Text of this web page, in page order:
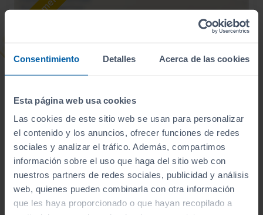
Consentimiento Detalles Acerca de las cookies
Esta página web usa cookies
Las cookies de este sitio web se usan para personalizar
el contenido y los anuncios, ofrecer funciones de redes
sociales y analizar el tráfico. Además, compartimos
información sobre el uso que haga del sitio web con
nuestros partners de redes sociales, publicidad y análisis
web, quienes pueden combinarla con otra información
que les haya proporcionado o que hayan recopilado a
HYUNDAI KONA
HEV 1.6GDI 138CV DT TECNO
8.565
31.900
379
€/mes